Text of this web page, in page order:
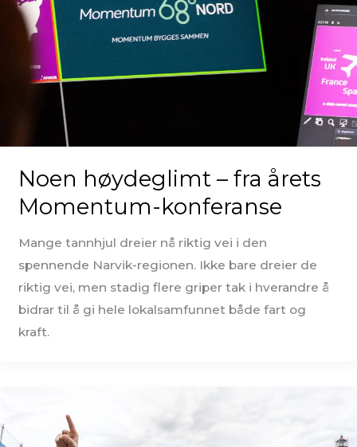
Noen høydeglimt – fra årets
Momentum-konferanse
Mange tannhjul dreier nå riktig vei i den
spennende Narvik-regionen. Ikke bare dreier de
riktig vei, men stadig flere griper tak i hverandre å
bidrar til å gi hele lokalsamfunnet både fart og
kraft.